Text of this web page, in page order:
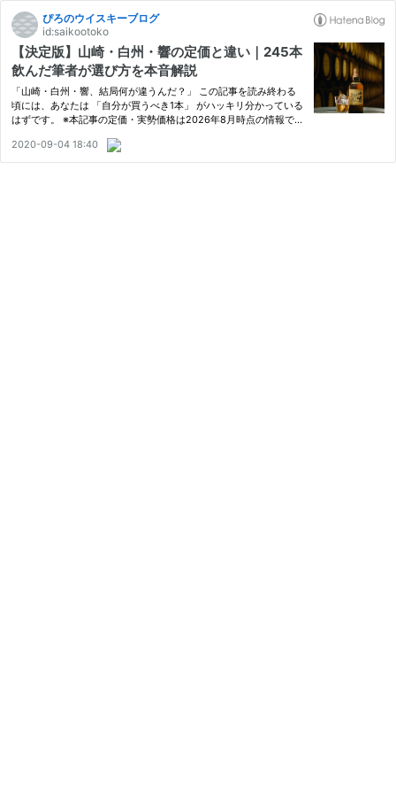
ぴろのウイスキーブログ
id:saikootoko
【決定版】山崎・白州・響の定価と違い｜245本
飲んだ筆者が選び方を本音解説
「山崎・白州・響、結局何が違うんだ？」 この記事を読み終わる
頃には、あなたは 「自分が買うべき1本」 がハッキリ分かっている
はずです。 ※本記事の定価・実勢価格は2026年8月時点の情報です
誇るジャパニーズウイスキー御三家。 「山崎」「白州」「響」。
…
2020-09-04 18:40